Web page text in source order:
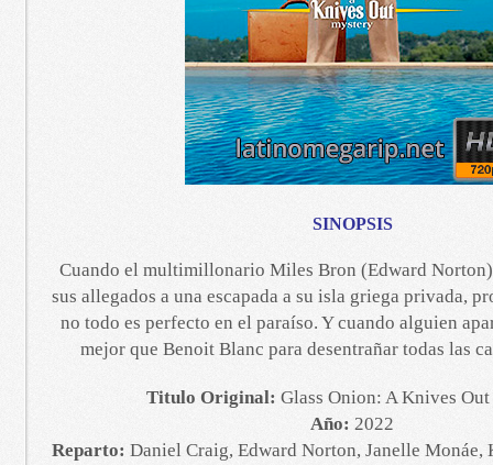
SINOPSIS
Cuando el multimillonario Miles Bron (Edward
sus allegados a una escapada a su isla griega privada,
no todo es perfecto en el paraíso. Y cuando alguien
mejor que Benoit Blanc para desentrañar todas las
Titulo Original: Glass Onion: A Knives
Año: 2022
Reparto: Daniel Craig, Edward Norton, Janelle Monáe,